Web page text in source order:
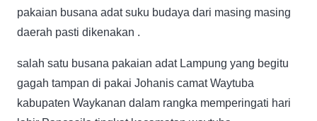
pakaian busana adat suku budaya dari masing masing
daerah pasti dikenakan .
salah satu busana pakaian adat Lampung yang begitu
gagah tampan di pakai Johanis camat Waytuba
kabupaten Waykanan dalam rangka memperingati hari